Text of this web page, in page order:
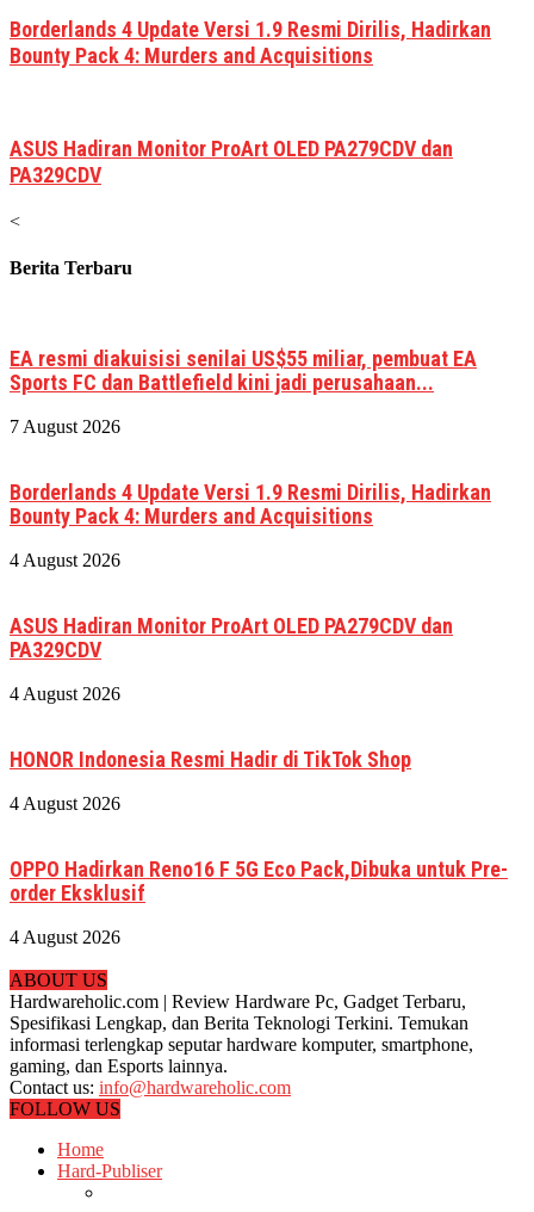
Borderlands 4 Update Versi 1.9 Resmi Dirilis, Hadirkan
Bounty Pack 4: Murders and Acquisitions
ASUS Hadiran Monitor ProArt OLED PA279CDV dan
PA329CDV
<
Berita Terbaru
EA resmi diakuisisi senilai US$55 miliar, pembuat EA
Sports FC dan Battlefield kini jadi perusahaan...
7 August 2026
Borderlands 4 Update Versi 1.9 Resmi Dirilis, Hadirkan
Bounty Pack 4: Murders and Acquisitions
4 August 2026
ASUS Hadiran Monitor ProArt OLED PA279CDV dan
PA329CDV
4 August 2026
HONOR Indonesia Resmi Hadir di TikTok Shop
4 August 2026
OPPO Hadirkan Reno16 F 5G Eco Pack,Dibuka untuk Pre-
order Eksklusif
4 August 2026
ABOUT US
Hardwareholic.com | Review Hardware Pc, Gadget Terbaru,
Spesifikasi Lengkap, dan Berita Teknologi Terkini. Temukan
informasi terlengkap seputar hardware komputer, smartphone,
gaming, dan Esports lainnya.
Contact us: info@hardwareholic.com
FOLLOW US
Home
Hard-Publiser